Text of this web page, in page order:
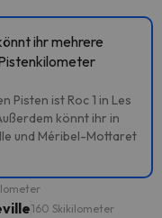
ihr mehrere
Pisten ist Roc 1 in Les
könnt ihr in
und Méribel-Mottaret
160 Skikilometer